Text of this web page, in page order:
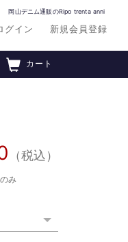
岡山デニム通販のRipo trenta anni
グイン 新規会員登録
カート
（税込）
み